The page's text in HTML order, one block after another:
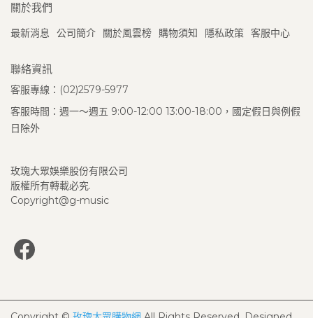
關於我們
最新消息 公司簡介 關於風雲榜 購物須知 隱私政策 客服中心
聯絡資訊
客服專線：(02)2579-5977
客服時間：週一～週五 9:00-12:00 13:00-18:00，國定假日與例假
日除外
玫瑰大眾娛樂股份有限公司
版權所有轉載必究.
Copyright@g-music